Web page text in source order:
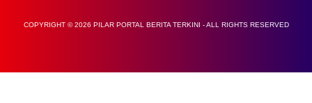
COPYRIGHT © 2026 PILAR PORTAL BERITA TERKINI - ALL RIGHTS RESERVED